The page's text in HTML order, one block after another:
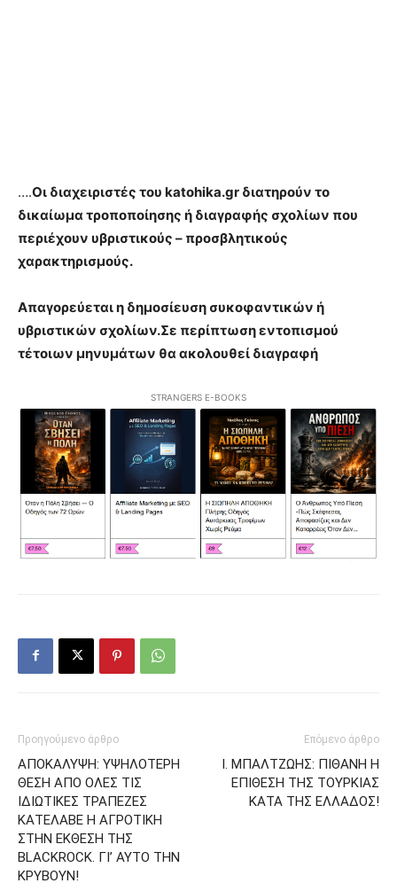
….Οι διαχειριστές του katohika.gr διατηρούν το
δικαίωμα τροποποίησης ή διαγραφής σχολίων που
περιέχουν υβριστικούς – προσβλητικούς
χαρακτηρισμούς.
Απαγορεύεται η δημοσίευση συκοφαντικών ή
υβριστικών σχολίων.Σε περίπτωση εντοπισμού
τέτοιων μηνυμάτων θα ακολουθεί διαγραφή
STRANGERS E-BOOKS
Προηγούμενο άρθρο
ΑΠΟΚΑΛΥΨΗ: ΥΨΗΛΟΤΕΡΗ
ΘΕΣΗ ΑΠΟ ΟΛΕΣ ΤΙΣ
ΙΔΙΩΤΙΚΕΣ ΤΡΑΠΕΖΕΣ
ΚΑΤΕΛΑΒΕ Η ΑΓΡΟΤΙΚΗ
ΣΤΗΝ ΕΚΘΕΣΗ ΤΗΣ
BLACKROCK. ΓΙ’ ΑΥΤΟ ΤΗΝ
ΚΡΥΒΟΥΝ!
Επόμενο άρθρο
Ι. ΜΠΑΛΤΖΩΗΣ: ΠΙΘΑΝΗ Η
ΕΠΙΘΕΣΗ ΤΗΣ ΤΟΥΡΚΙΑΣ
ΚΑΤΑ ΤΗΣ ΕΛΛΑΔΟΣ!